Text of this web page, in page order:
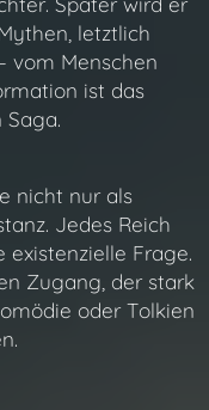
letztlich
vom Menschen
ist das
nicht nur als
Jedes Reich
existenzielle Frage.
Zugang, der stark
oder Tolkien